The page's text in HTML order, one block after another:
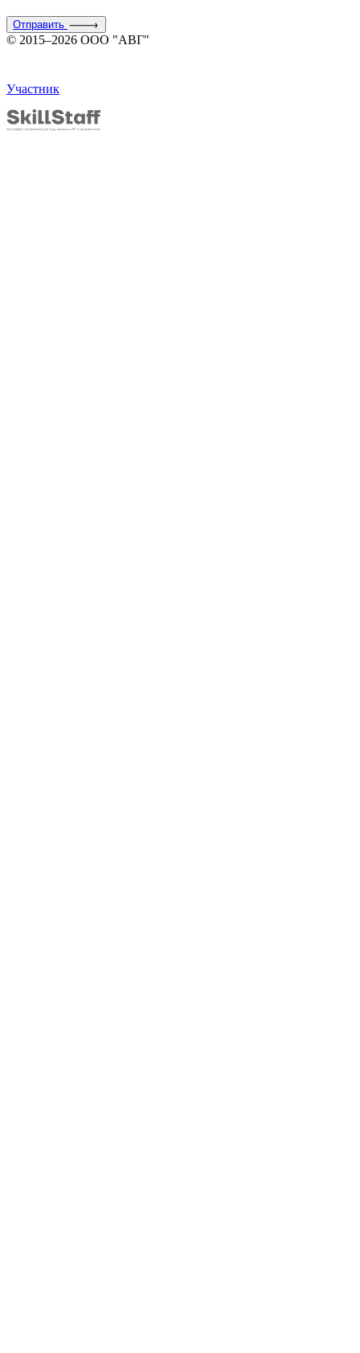
Отправить
© 2015–2026 ООО "АВГ"
Участник